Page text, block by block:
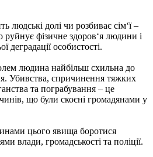
людські долі чи розбиває сім‘ї –
руйнує фізичне здоров‘я людини і
деградації особистості.
людина найбільш схильна до
Убивства, спричинення тяжких
та пограбування – це
що були скоєні громадянами у
цього явища боротися
влади, громадськості та поліції.